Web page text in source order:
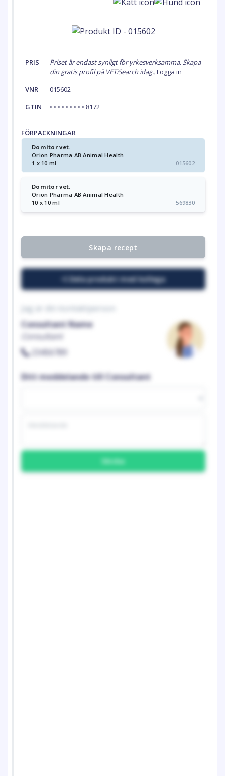
PRIS
Priset är endast synligt för yrkesverksamma. Skapa
din gratis profil på VETiSearch idag..Logga in
VNR
015602
GTIN
• • • • • • • • • 8172
FÖRPACKNINGAR
Domitor vet.
Orion Pharma AB Animal Health
1 x 10 ml
015602
Domitor vet.
Orion Pharma AB Animal Health
10 x 10 ml
569830
Skapa recept
Dela produkt med kollega
Jag är din kontaktperson
Consultant Name
Consultant
23456789
Ditt meddelande till Consultant
Skicka